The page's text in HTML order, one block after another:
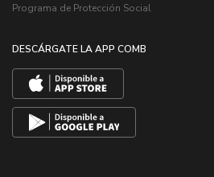
Programa de Protección Social
DESCÁRGATE LA APP COMB